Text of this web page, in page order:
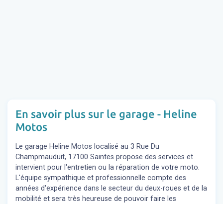
En savoir plus sur le garage - Heline
Motos
Le garage Heline Motos localisé au 3 Rue Du
Champmauduit, 17100 Saintes propose des services et
intervient pour l'entretien ou la réparation de votre moto.
L'équipe sympathique et professionnelle compte des
années d'expérience dans le secteur du deux-roues et de la
mobilité et sera très heureuse de pouvoir faire les